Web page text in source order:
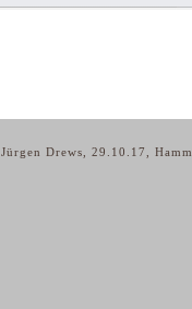
Jürgen Drews, 29.10.17, Hamm